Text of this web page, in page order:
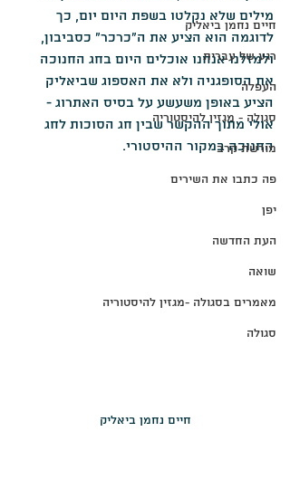
חיים נחמן ביאליק
רגע של עברית
העפלה
סגולה - מגזין להיסטוריה
מורשת קרב
פה כתבו את השירים
יפן
העת החדשה
שואה
מאמרים בסגולה -מגזין להיסטוריה
סגולה
מילים שלא נקלטו בשפת היום יום, כך
לדוגמה הוא הציע את ה"כרכר" כסביבון,
ולמזלנו אנחנו אוכלים היום בחג החנוכה
את הסופגניה ולא את האספוג שביאליק
הציע באופן משעשע על בסיס האתרוג -
אולי מתוך ההקשר שבין חג הסוכות לחג
החנוכה במקור ההיסטורי.
חיים נחמן ביאליק